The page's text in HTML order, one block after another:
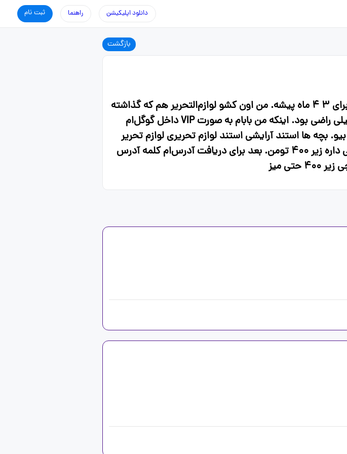
ثبت نام راهنما دانلود اپلیکیشن
بازگشت
سلام بچه ها خوبین؟ من بابام یه فروشگاهی زده که البته برای ۳ ۴ ماه پیشه. من اون کشو لوازم‌التحریر هم که گذاشته
بودم، دوستم گرفته بود از بابام و چیده بودنش و واقعاً خیلی راضی بود. اینکه من بابام به صورت VIP داخل گوگل‌ام
ها استند آرایشی استند لوازم تحریری لوازم تحریر
لوازم آرایشی میز تحریر میز آرایشی میز کامپیوتری همه چی داره زیر ۴۰۰ تومن. بعد برای دریافت آدرس‌ام کلمه آدرس
میز